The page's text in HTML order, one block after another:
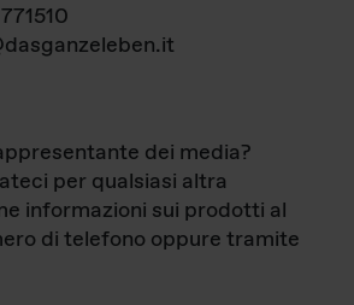
dei media?
per qualsiasi altra
informazioni sui prodotti al
di telefono oppure tramite